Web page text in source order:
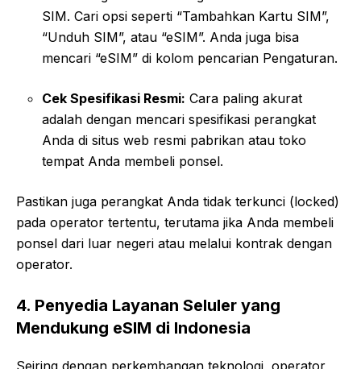
SIM. Cari opsi seperti “Tambahkan Kartu SIM”,
“Unduh SIM”, atau “eSIM”. Anda juga bisa
mencari “eSIM” di kolom pencarian Pengaturan.
Cek Spesifikasi Resmi: Cara paling akurat
adalah dengan mencari spesifikasi perangkat
Anda di situs web resmi pabrikan atau toko
tempat Anda membeli ponsel.
Pastikan juga perangkat Anda tidak terkunci (locked)
pada operator tertentu, terutama jika Anda membeli
ponsel dari luar negeri atau melalui kontrak dengan
operator.
4. Penyedia Layanan Seluler yang
Mendukung eSIM di Indonesia
Seiring dengan perkembangan teknologi, operator